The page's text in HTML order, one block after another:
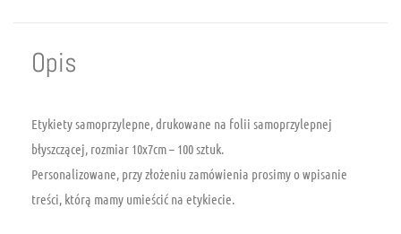
Opis
Etykiety samoprzylepne, drukowane na folii samoprzylepnej
błyszczącej, rozmiar 10x7cm – 100 sztuk.
Personalizowane, przy złożeniu zamówienia prosimy o wpisanie
treści, którą mamy umieścić na etykiecie.